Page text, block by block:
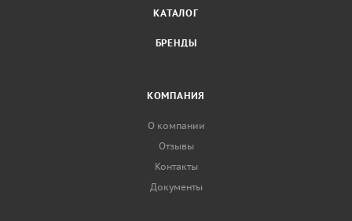
КАТАЛОГ
БРЕНДЫ
КОМПАНИЯ
О компании
Отзывы
Контакты
Документы